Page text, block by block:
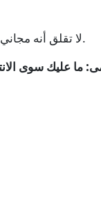
أولاً، قم بتنزيل تطبيق Token Gamer - لا تقلق أنه مجاني ولا يوجد اشتراك أو إصدار مميز مخفي.